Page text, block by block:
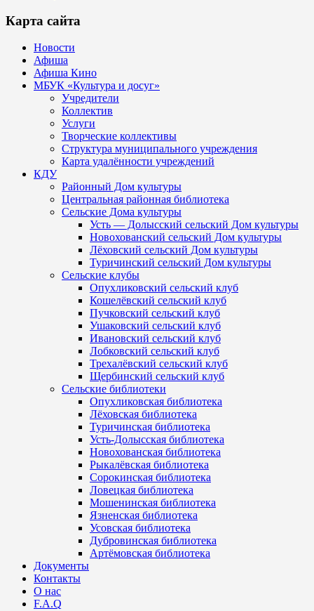
Карта сайта
Новости
Афиша
Афиша Кино
МБУК «Культура и досуг»
Учредители
Коллектив
Услуги
Творческие коллективы
Структура муниципального учреждения
Карта удалённости учреждений
КДУ
Районный Дом культуры
Центральная районная библиотека
Сельские Дома культуры
Усть — Долысский сельский Дом культуры
Новохованский сельский Дом культуры
Лёховский сельский Дом культуры
Туричинский сельский Дом культуры
Сельские клубы
Опухликовский сельский клуб
Кошелёвский сельский клуб
Пучковский сельский клуб
Ушаковский сельский клуб
Ивановский сельский клуб
Лобковский сельский клуб
Трехалёвский сельский клуб
Щербинский сельский клуб
Сельские библиотеки
Опухликовская библиотека
Лёховская библиотека
Туричинская библиотека
Усть-Долысская библиотека
Новохованская библиотека
Рыкалёвская библиотека
Сорокинская библиотека
Ловецкая библиотека
Мошенинская библиотека
Язненская библиотека
Усовская библиотека
Дубровинская библиотека
Артёмовская библиотека
Документы
Контакты
О нас
F.A.Q